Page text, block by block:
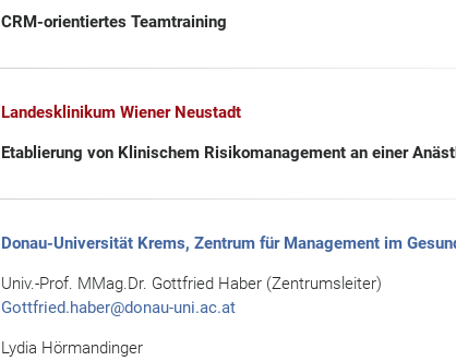
CRM-orientiertes Teamtraining
Landesklinikum Wiener Neustadt
Etablierung von Klinischem Risikomanagement an einer
Donau-Universität Krems, Zentrum für Management im
Univ.-Prof. MMag.Dr. Gottfried Haber (Zentrumsleiter)
Gottfried.haber@donau-uni.ac.at
Lydia Hörmandinger